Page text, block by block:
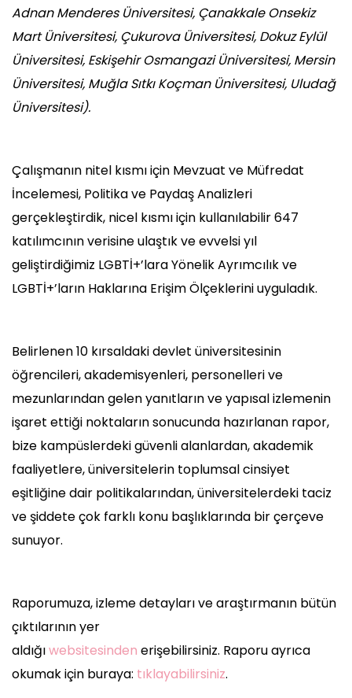
Adnan Menderes Üniversitesi, Çanakkale Onsekiz
Mart Üniversitesi, Çukurova Üniversitesi, Dokuz Eylül
Üniversitesi, Eskişehir Osmangazi Üniversitesi, Mersin
Üniversitesi, Muğla Sıtkı Koçman Üniversitesi, Uludağ
Üniversitesi).
Çalışmanın nitel kısmı için Mevzuat ve Müfredat
İncelemesi, Politika ve Paydaş Analizleri
gerçekleştirdik, nicel kısmı için kullanılabilir 647
katılımcının verisine ulaştık ve evvelsi yıl
geliştirdiğimiz LGBTİ+’lara Yönelik Ayrımcılık ve
LGBTİ+’ların Haklarına Erişim Ölçeklerini uyguladık.
Belirlenen 10 kırsaldaki devlet üniversitesinin
öğrencileri, akademisyenleri, personelleri ve
mezunlarından gelen yanıtların ve yapısal izlemenin
işaret ettiği noktaların sonucunda hazırlanan rapor,
bize kampüslerdeki güvenli alanlardan, akademik
faaliyetlere, üniversitelerin toplumsal cinsiyet
eşitliğine dair politikalarından, üniversitelerdeki taciz
ve şiddete çok farklı konu başlıklarında bir çerçeve
sunuyor.
Raporumuza, izleme detayları ve araştırmanın bütün
çıktılarının yer
aldığıwebsitesinden erişebilirsiniz. Raporu ayrıca
okumak için buraya: tıklayabilirsiniz.